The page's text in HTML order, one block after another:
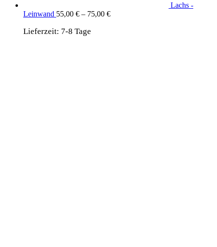
Lachs -
Leinwand 55,00 € – 75,00 €
Lieferzeit: 7-8 Tage